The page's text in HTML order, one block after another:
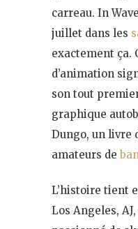
carreau. In
juillet dans les
exactement ça.
d’animation
son tout
graphique
Dungo, un livre
amateurs de
L’histoire tient
Los Angeles,